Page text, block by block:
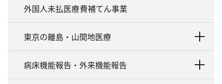
外国人未払医療費補てん事業
東京の離島・山間地医療
病床機能報告・外来機能報告